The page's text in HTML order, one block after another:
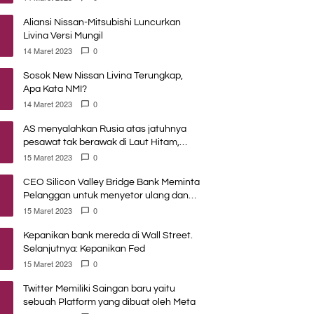
Aliansi Nissan-Mitsubishi Luncurkan
Livina Versi Mungil
14 Maret 2023 0
Sosok New Nissan Livina Terungkap,
Apa Kata NMI?
14 Maret 2023 0
AS menyalahkan Rusia atas jatuhnya
pesawat tak berawak di Laut Hitam,
Moskow menyangkal
15 Maret 2023 0
CEO Silicon Valley Bridge Bank Meminta
Pelanggan untuk menyetor ulang dana
Mereka
15 Maret 2023 0
Kepanikan bank mereda di Wall Street.
Selanjutnya: Kepanikan Fed
15 Maret 2023 0
Twitter Memiliki Saingan baru yaitu
sebuah Platform yang dibuat oleh Meta